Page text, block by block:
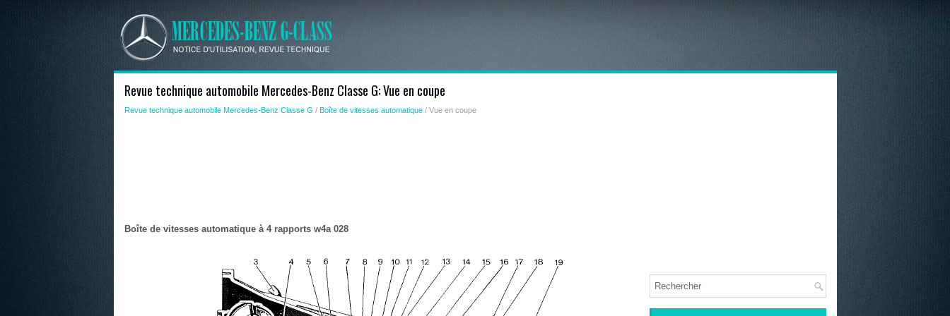
Revue technique automobile Mercedes-Benz Classe G: Vue en coupe
Revue technique automobile Mercedes-Benz Classe G / Boîte de vitesses automatique/ Vue en coupe
Boîte de vitesses automatique à 4 rapports w4a 028